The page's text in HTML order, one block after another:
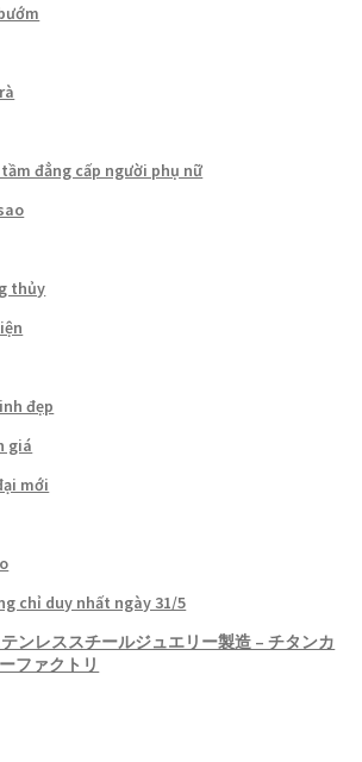
đẳng cấp người phụ nữ
thủy
đẹp
giá
mới
chỉ duy nhất ngày 31/5
テンレススチールジュエリー製造 – チタンカ
ファクトリ